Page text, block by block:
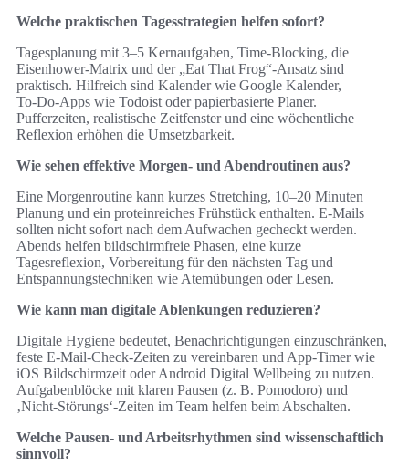
Welche praktischen Tagesstrategien helfen sofort?
Tagesplanung mit 3–5 Kernaufgaben, Time‑Blocking, die
Eisenhower‑Matrix und der „Eat That Frog“-Ansatz sind
praktisch. Hilfreich sind Kalender wie Google Kalender,
To‑Do‑Apps wie Todoist oder papierbasierte Planer.
Pufferzeiten, realistische Zeitfenster und eine wöchentliche
Reflexion erhöhen die Umsetzbarkeit.
Wie sehen effektive Morgen‑ und Abendroutinen aus?
Eine Morgenroutine kann kurzes Stretching, 10–20 Minuten
Planung und ein proteinreiches Frühstück enthalten. E‑Mails
sollten nicht sofort nach dem Aufwachen gecheckt werden.
Abends helfen bildschirmfreie Phasen, eine kurze
Tagesreflexion, Vorbereitung für den nächsten Tag und
Entspannungstechniken wie Atemübungen oder Lesen.
Wie kann man digitale Ablenkungen reduzieren?
Digitale Hygiene bedeutet, Benachrichtigungen einzuschränken,
feste E‑Mail‑Check‑Zeiten zu vereinbaren und App‑Timer wie
iOS Bildschirmzeit oder Android Digital Wellbeing zu nutzen.
Aufgabenblöcke mit klaren Pausen (z. B. Pomodoro) und
‚Nicht‑Störungs‘‑Zeiten im Team helfen beim Abschalten.
Welche Pausen‑ und Arbeitsrhythmen sind wissenschaftlich
sinnvoll?